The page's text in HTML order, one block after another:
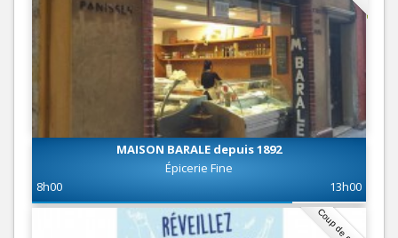
MAISON BARALE depuis 1892
Épicerie Fine
8h00
13h00